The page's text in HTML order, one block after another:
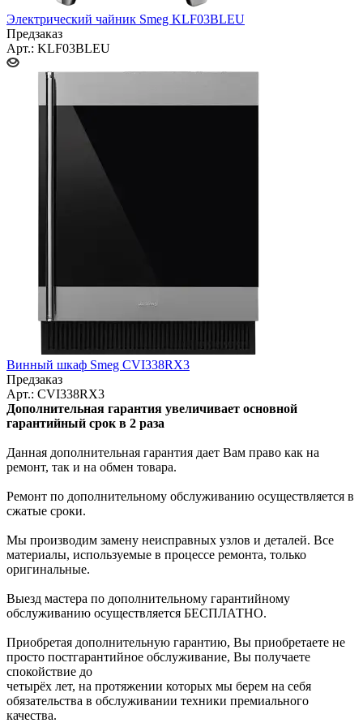
Электрический чайник Smeg KLF03BLEU
Предзаказ
Арт.: KLF03BLEU
Винный шкаф Smeg CVI338RX3
Предзаказ
Арт.: CVI338RX3
Дополнительная гарантия увеличивает основной
гарантийный срок в 2 раза
Данная дополнительная гарантия дает Вам право как на
ремонт, так и на обмен товара.
Ремонт по дополнительному обслуживанию осуществляется в
сжатые сроки.
Мы производим замену неисправных узлов и деталей. Все
материалы, используемые в процессе ремонта, только
оригинальные.
Выезд мастера по дополнительному гарантийному
обслуживанию осуществляется БЕСПЛАТНО.
Приобретая дополнительную гарантию, Вы приобретаете не
просто постгарантийное обслуживание, Вы получаете
спокойствие до
четырёх лет, на протяжении которых мы берем на себя
обязательства в обслуживании техники премиального
качества.